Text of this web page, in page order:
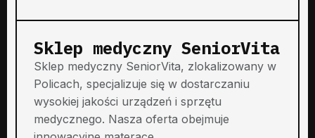
Sklep medyczny SeniorVita
Sklep medyczny SeniorVita, zlokalizowany w
Policach, specjalizuje się w dostarczaniu
wysokiej jakości urządzeń i sprzętu
medycznego. Nasza oferta obejmuje